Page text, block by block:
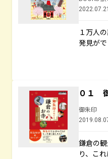
１万人
発見が
０１
御朱印
鎌倉の
り、こ